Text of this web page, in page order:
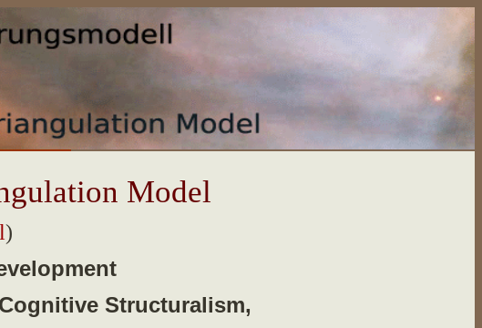
Model
)
Structuralism,